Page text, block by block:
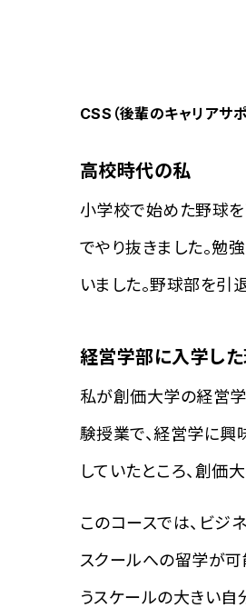
CSS（後輩のキャリアサ
高校時代の私
小学校で始めた野球を
でやり抜きました。勉
いました。野球部を引
経営学部に入学し
私が創価大学の経営
験授業で、経営学に興
していたところ、創価
このコースでは、ビジ
スクールへの留学が
うスケールの大きい自